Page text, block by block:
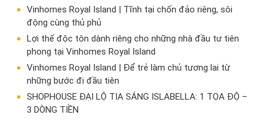
Vinhomes Royal Island | Tĩnh tại chốn đảo riêng, sôi
động cùng thủ phủ
Lợi thế độc tôn dành riêng cho những nhà đầu tư tiên
phong tại Vinhomes Royal Island
Vinhomes Royal Island | Để trẻ làm chủ tương lai từ
những bước đi đầu tiên
SHOPHOUSE ĐẠI LỘ TIA SÁNG ISLABELLA: 1 TỌA ĐỘ –
3 DÒNG TIỀN